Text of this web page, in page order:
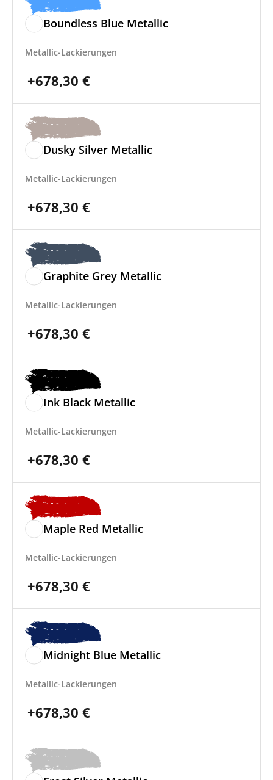
Boundless Blue Metallic
Metallic-Lackierungen
+678,30 €
Dusky Silver Metallic
Metallic-Lackierungen
+678,30 €
Graphite Grey Metallic
Metallic-Lackierungen
+678,30 €
Ink Black Metallic
Metallic-Lackierungen
+678,30 €
Maple Red Metallic
Metallic-Lackierungen
+678,30 €
Midnight Blue Metallic
Metallic-Lackierungen
+678,30 €